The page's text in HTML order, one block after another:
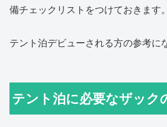
備チェックリストをつけておきます。
テント泊デビューされる方の参考に
テント泊に必要なザック